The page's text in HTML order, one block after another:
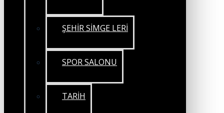
ŞEHİR SİMGE LERİ
SPOR SALONU
TARİH